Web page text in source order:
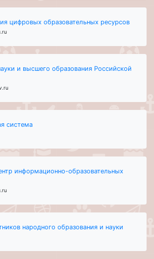
цифровых образовательных ресурсов
и высшего образования Российской
система
информационно-образовательных
народного образования и науки